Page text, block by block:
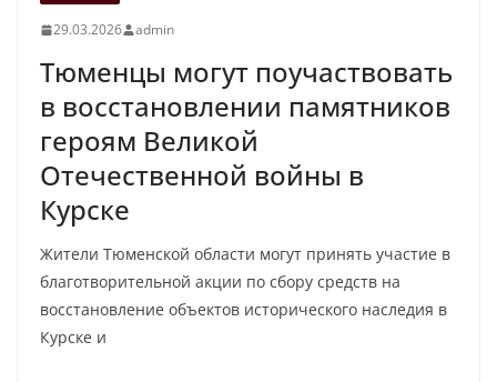
29.03.2026 admin
Тюменцы могут поучаствовать
в восстановлении памятников
героям Великой
Отечественной войны в
Курске
Жители Тюменской области могут принять участие в
благотворительной акции по сбору средств на
восстановление объектов исторического наследия в
Курске и